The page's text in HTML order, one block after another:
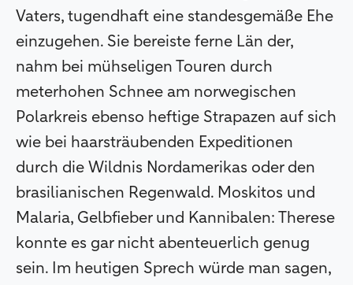
Vaters, tugendhaft eine standesgemäße Ehe
einzugehen. Sie bereiste ferne Län der,
nahm bei mühseligen Touren durch
meterhohen Schnee am norwegischen
Polarkreis ebenso heftige Strapazen auf sich
wie bei haarsträubenden Expeditionen
durch die Wildnis Nordamerikas oder den
brasilianischen Regenwald. Moskitos und
Malaria, Gelbfieber und Kannibalen: Therese
konnte es gar nicht abenteuerlich genug
sein. Im heutigen Sprech würde man sagen,